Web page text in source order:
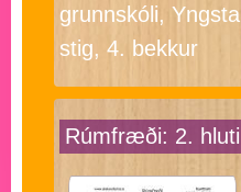
grunnskóli, Yngsta
stig, 4. bekkur
Rúmfræði: 2. hluti